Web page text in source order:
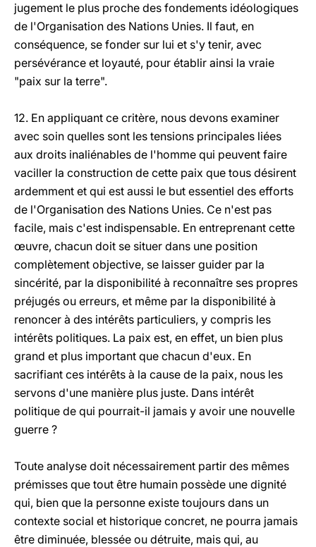
jugement le plus proche des fondements idéologiques
de l'Organisation des Nations Unies. Il faut, en
conséquence, se fonder sur lui et s'y tenir, avec
persévérance et loyauté, pour établir ainsi la vraie
"paix sur la terre".
12. En appliquant ce critère, nous devons examiner
avec soin quelles sont les tensions principales liées
aux droits inaliénables de l'homme qui peuvent faire
vaciller la construction de cette paix que tous désirent
ardemment et qui est aussi le but essentiel des efforts
de l'Organisation des Nations Unies. Ce n'est pas
facile, mais c'est indispensable. En entreprenant cette
œuvre, chacun doit se situer dans une position
complètement objective, se laisser guider par la
sincérité, par la disponibilité à reconnaître ses propres
préjugés ou erreurs, et même par la disponibilité à
renoncer à des intérêts particuliers, y compris les
intérêts politiques. La paix est, en effet, un bien plus
grand et plus important que chacun d'eux. En
sacrifiant ces intérêts à la cause de la paix, nous les
servons d'une manière plus juste. Dans intérêt
politique de qui pourrait-il jamais y avoir une nouvelle
guerre ?
Toute analyse doit nécessairement partir des mêmes
prémisses que tout être humain possède une dignité
qui, bien que la personne existe toujours dans un
contexte social et historique concret, ne pourra jamais
être diminuée, blessée ou détruite, mais qui, au